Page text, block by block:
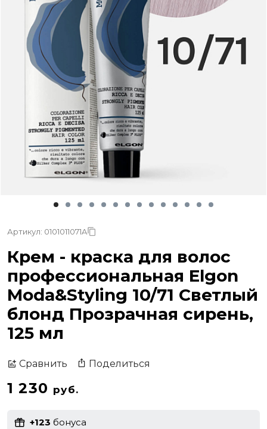
Артикул: 0101011071A
Крем - краска для волос
профессиональная Elgon
Moda&Styling 10/71 Светлый
блонд Прозрачная сирень,
125 мл
Сравнить Поделиться
1 230 руб.
+123 бонуса